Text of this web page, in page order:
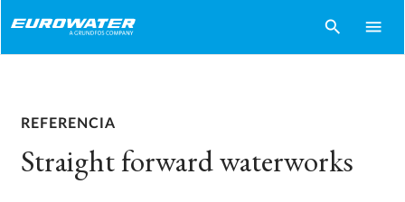
search menu
REFERENCIA
Straight forward waterworks